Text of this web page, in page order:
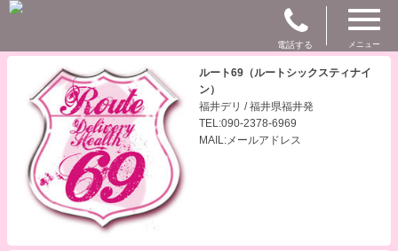
電話する メニュー
ルート69（ルートシックスティナイ
ン）
福井デリ / 福井県福井発
TEL:090-2378-6969
MAIL:メールアドレス